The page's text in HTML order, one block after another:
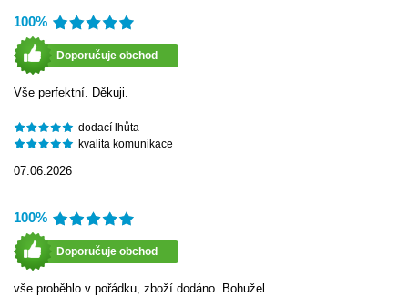
100%
Doporučuje obchod
Vše perfektní. Děkuji.
dodací lhůta
kvalita komunikace
07.06.2026
100%
Doporučuje obchod
vše proběhlo v pořádku, zboží dodáno. Bohužel…